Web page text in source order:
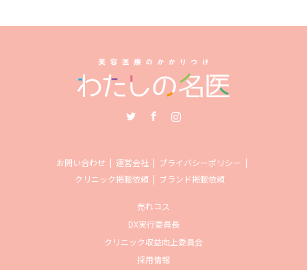
お問い合わせ 運営会社
プライバシーポリシー
クリニック掲載依頼
ブランド掲載依頼
売れコス
DX実行委員長
クリニック収益向上委員会
採用情報